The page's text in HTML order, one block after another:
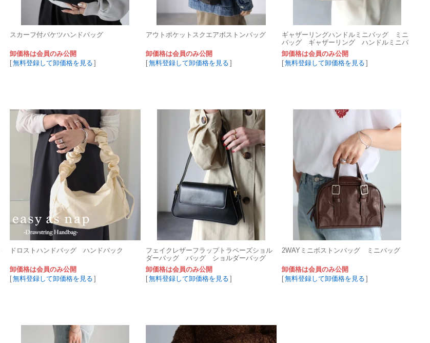
スカーフ付バケツハンドバッグ
卸価格は会員のみ公開
[無料登録して卸価格を見る ]
アウトポケットスクエアボストンバッグ
卸価格は会員のみ公開
[無料登録して卸価格を見る ]
ギャザーリングハンドルミニバッグ ミニ
バッグ ギャザーリング ハンドルミニバ
ッグ コンパクト
卸価格は会員のみ公開
[無料登録して卸価格を見る ]
ドロストハンドバッグ ハンドバック
卸価格は会員のみ公開
[無料登録して卸価格を見る ]
フェイクレザーフラップトラペーズショル
ダーバッグ バッグ ショルダーバッグ
卸価格は会員のみ公開
[無料登録して卸価格を見る ]
2WAYミニボストンバッグ ミニバッグ
卸価格は会員のみ公開
[無料登録して卸価格を見る ]